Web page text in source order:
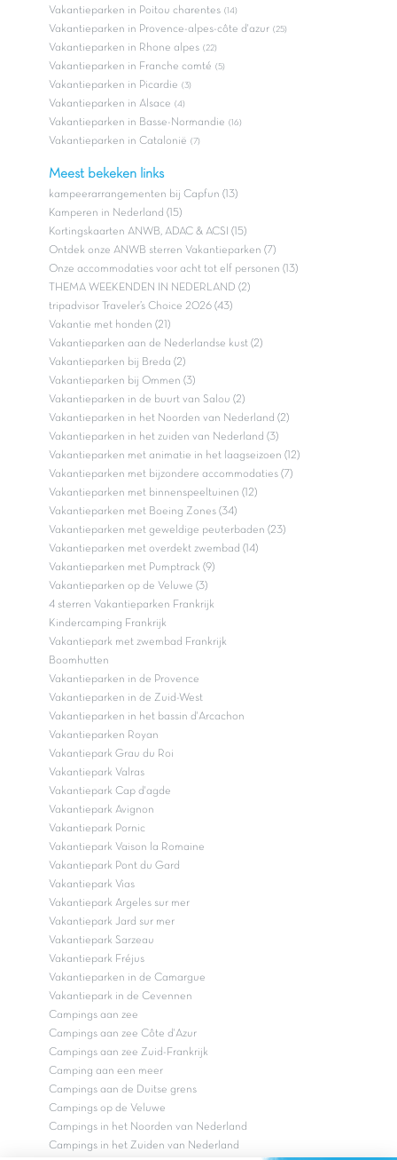
Vakantieparken in Poitou charentes (14)
Vakantieparken in Provence-alpes-côte d'azur (25)
Vakantieparken in Rhone alpes (22)
Vakantieparken in Franche comté (5)
Vakantieparken in Picardie (3)
Vakantieparken in Alsace (4)
Vakantieparken in Basse-Normandie (16)
Vakantieparken in Catalonië (7)
Meest bekeken links
kampeerarrangementen bij Capfun (13)
Kamperen in Nederland (15)
Kortingskaarten ANWB, ADAC & ACSI (15)
Ontdek onze ANWB sterren Vakantieparken (7)
Onze accommodaties voor acht tot elf personen (13)
THEMA WEEKENDEN IN NEDERLAND (2)
tripadvisor Traveler’s Choice 2026 (43)
Vakantie met honden (21)
Vakantieparken aan de Nederlandse kust (2)
Vakantieparken bij Breda (2)
Vakantieparken bij Ommen (3)
Vakantieparken in de buurt van Salou (2)
Vakantieparken in het Noorden van Nederland (2)
Vakantieparken in het zuiden van Nederland (3)
Vakantieparken met animatie in het laagseizoen (12)
Vakantieparken met bijzondere accommodaties (7)
Vakantieparken met binnenspeeltuinen (12)
Vakantieparken met Boeing Zones (34)
Vakantieparken met geweldige peuterbaden (23)
Vakantieparken met overdekt zwembad (14)
Vakantieparken met Pumptrack (9)
Vakantieparken op de Veluwe (3)
4 sterren Vakantieparken Frankrijk
Kindercamping Frankrijk
Vakantiepark met zwembad Frankrijk
Boomhutten
Vakantieparken in de Provence
Vakantieparken in de Zuid-West
Vakantieparken in het bassin d'Arcachon
Vakantieparken Royan
Vakantiepark Grau du Roi
Vakantiepark Valras
Vakantiepark Cap d'agde
Vakantiepark Avignon
Vakantiepark Pornic
Vakantiepark Vaison la Romaine
Vakantiepark Pont du Gard
Vakantiepark Vias
Vakantiepark Argeles sur mer
Vakantiepark Jard sur mer
Vakantiepark Sarzeau
Vakantiepark Fréjus
Vakantieparken in de Camargue
Vakantiepark in de Cevennen
Campings aan zee
Campings aan zee Côte d'Azur
Campings aan zee Zuid-Frankrijk
Camping aan een meer
Campings aan de Duitse grens
Campings op de Veluwe
Campings in het Noorden van Nederland
Campings in het Zuiden van Nederland